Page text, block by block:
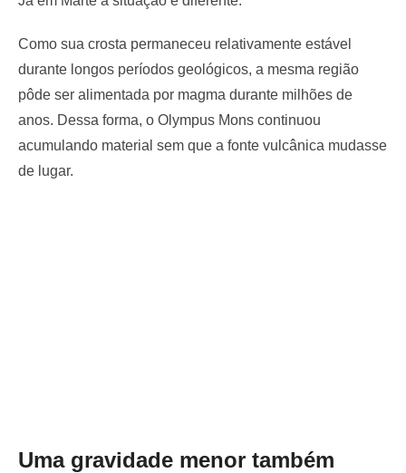
Como sua crosta permaneceu relativamente estável
durante longos períodos geológicos, a mesma região
pôde ser alimentada por magma durante milhões de
anos. Dessa forma, o Olympus Mons continuou
acumulando material sem que a fonte vulcânica mudasse
de lugar.
Uma gravidade menor também